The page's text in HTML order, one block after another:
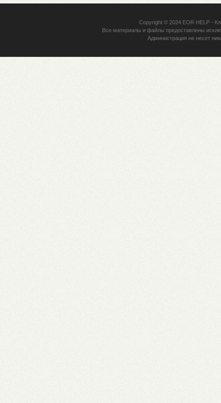
Copyright © 2024 EOR HELP-
Все материалы и файлы предоставлены
Администрация не несет